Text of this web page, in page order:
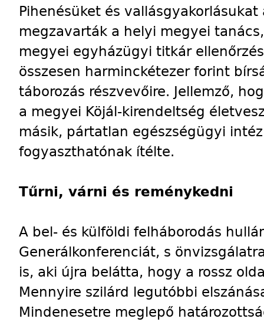
Pihenésüket és
megzavarták a helyi megyei
megyei egyházügyi titkár
összesen harminckétezer forint
táborozás részvevőire. Jellemző,
a megyei Köjál-kirendeltség
másik, pártatlan egészségügyi
fogyaszthatónak ítélte.
Tűrni, várni és reménykedni
A bel- és külföldi felháborodás
Generálkonferenciát, s
is, aki újra belátta, hogy a rossz
Mennyire szilárd legutóbbi
Mindenesetre meglepő